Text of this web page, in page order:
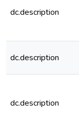
dc.description
dc.description
dc.description